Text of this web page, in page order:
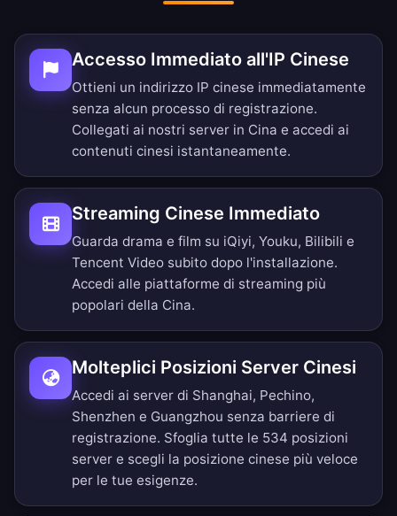
Accesso Immediato all'IP Cinese
Ottieni un indirizzo IP cinese immediatamente
senza alcun processo di registrazione.
Collegati ai nostri server in Cina e accedi ai
contenuti cinesi istantaneamente.
Streaming Cinese Immediato
Guarda drama e film su iQiyi, Youku, Bilibili e
Tencent Video subito dopo l'installazione.
Accedi alle piattaforme di streaming più
popolari della Cina.
Molteplici Posizioni Server Cinesi
Accedi ai server di Shanghai, Pechino,
Shenzhen e Guangzhou senza barriere di
registrazione. Sfoglia tutte le 534 posizioni
server e scegli la posizione cinese più veloce
per le tue esigenze.